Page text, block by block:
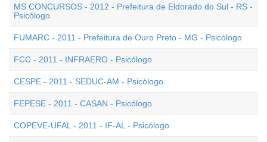
MS CONCURSOS - 2012 - Prefeitura de Eldorado do Sul - RS -
Psicólogo
FUMARC - 2011 - Prefeitura de Ouro Preto - MG - Psicólogo
FCC - 2011 - INFRAERO - Psicólogo
CESPE - 2011 - SEDUC-AM - Psicólogo
FEPESE - 2011 - CASAN - Psicólogo
COPEVE-UFAL - 2011 - IF-AL - Psicólogo